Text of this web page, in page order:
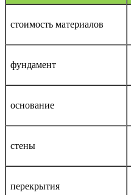
стоимость материалов
фундамент
основание
стены
перекрытия